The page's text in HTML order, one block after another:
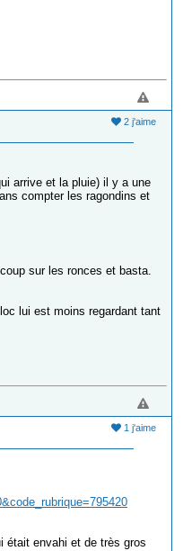
2 j'aime
arrive et la pluie) il y a une
compter les ragondins et
sur les ronces et basta.
lui est moins regardant tant
1 j'aime
était envahi et de très gros